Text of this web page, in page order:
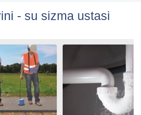
- su sizma ustasi